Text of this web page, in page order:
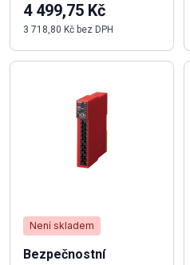
4 499,75 Kč
3 718,80 Kč bez DPH
Není skladem
Bezpečnostní